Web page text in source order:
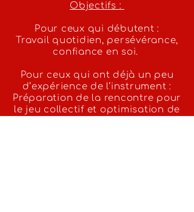
Objectifs :
Pour ceux qui débutent :
Travail quotidien, persévérance,
confiance en soi.
Pour ceux qui ont déjà un peu
d’expérience de l’instrument :
Préparation de la rencontre pour
le jeu collectif et optimisation de